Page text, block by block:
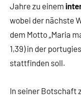
Jahre zu einem
wobei der nächste
dem Motto „Maria
1,39) in der
stattfinden soll.
In seiner Botschaft